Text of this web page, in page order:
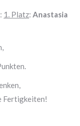
: 1. Platz: Anastasia
Fertigkeiten!